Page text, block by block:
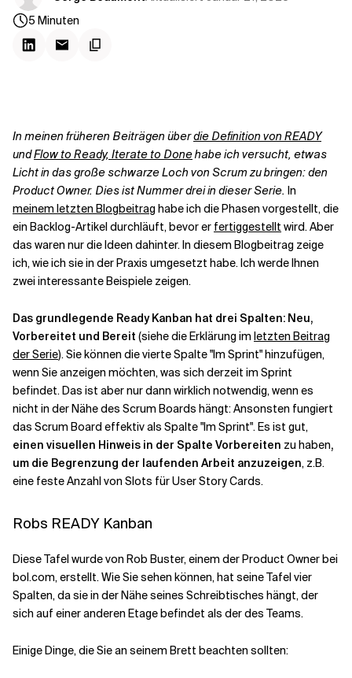
Verwandte Themen
5 Minuten
In meinen früheren Beiträgen überdie Definition von READY
undFlow to Ready, Iterate to Donehabe ich versucht, etwas
Licht in das große schwarze Loch von Scrum zu bringen: den
Product Owner. Dies ist Nummer drei in dieser Serie. In
meinem letzten Blogbeitrag habe ich die Phasen vorgestellt, die
ein Backlog-Artikel durchläuft, bevor er fertiggestellt wird. Aber
das waren nur die Ideen dahinter. In diesem Blogbeitrag zeige
ich, wie ich sie in der Praxis umgesetzt habe. Ich werde Ihnen
zwei interessante Beispiele zeigen.
Das grundlegende Ready Kanban hat drei Spalten: Neu,
Vorbereitet und Bereit (siehe die Erklärung im letzten Beitrag
der Serie). Siekönnen die vierte Spalte "Im Sprint" hinzufügen,
wenn Sie anzeigen möchten, was sich derzeit im Sprint
befindet. Das ist aber nur dann wirklich notwendig, wenn es
nicht in der Nähe des Scrum Boards hängt: Ansonsten fungiert
das Scrum Board effektiv als Spalte "Im Sprint". Es ist gut,
einen visuellen Hinweis in der Spalte Vorbereiten zu haben,
um die Begrenzung der laufenden Arbeit anzuzeigen, z.B.
eine feste Anzahl von Slots für User Story Cards.
Robs READY Kanban
Diese Tafel wurde von Rob Buster, einem der Product Owner bei
bol.com, erstellt. Wie Sie sehen können, hat seine Tafel vier
Spalten, da sie in der Nähe seines Schreibtisches hängt, der
sich auf einer anderen Etage befindet als der des Teams.
Einige Dinge, die Sie an seinem Brett beachten sollten: